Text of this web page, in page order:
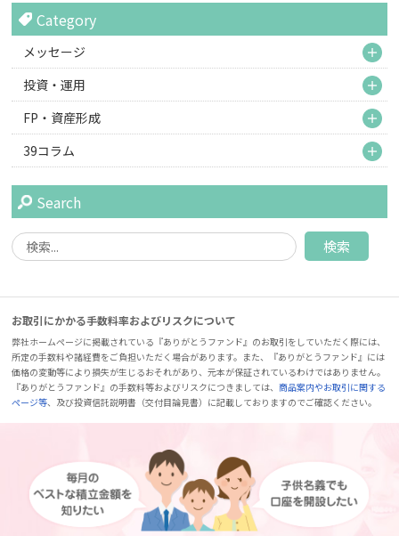
Category
メッセージ
投資・運用
FP・資産形成
39コラム
Search
お取引にかかる手数料率およびリスクについて
弊社ホームページに掲載されている『ありがとうファンド』のお取引をしていただく際には、
所定の手数料や諸経費をご負担いただく場合があります。また、『ありがとうファンド』には
価格の変動等により損失が生じるおそれがあり、元本が保証されているわけではありません。
『ありがとうファンド』の手数料等およびリスクにつきましては、商品案内やお取引に関する
ページ等、及び投資信託説明書（交付目論見書）に記載しておりますのでご確認ください。